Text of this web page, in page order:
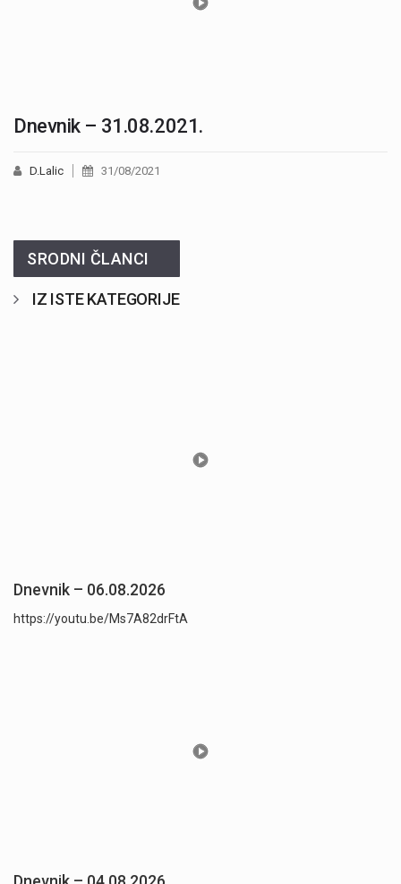
Dnevnik – 31.08.2021.
D.Lalic 31/08/2021
SRODNI ČLANCI
IZ ISTE KATEGORIJE
Dnevnik – 06.08.2026
https://youtu.be/Ms7A82drFtA